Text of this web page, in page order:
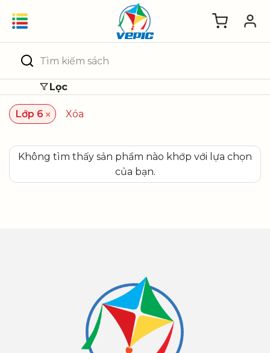
Tìm
kiếm:
Lọc
Lớp 6 × Xóa
Không tìm thấy sản phẩm nào khớp với lựa chọn
của bạn.